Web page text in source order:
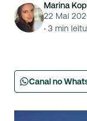
Marina
22 Mai
· 3 min
Canal no